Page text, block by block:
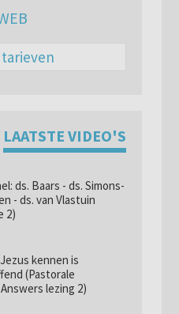
LAATSTE VIDEO'S
ds. Baars - ds. Simons-
- ds. van Vlastuin
2)
kennen is
(Pastorale
lezing 2)